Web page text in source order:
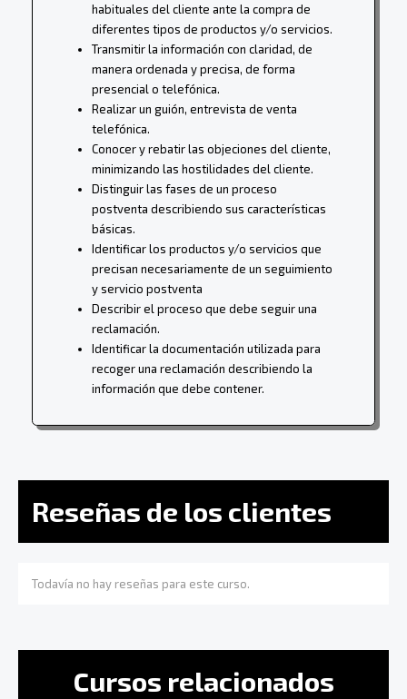
habituales del cliente ante la compra de
diferentes tipos de productos y/o servicios.
Transmitir la información con claridad, de
manera ordenada y precisa, de forma
presencial o telefónica.
Realizar un guión, entrevista de venta
telefónica.
Conocer y rebatir las objeciones del cliente,
minimizando las hostilidades del cliente.
Distinguir las fases de un proceso
postventa describiendo sus características
básicas.
Identificar los productos y/o servicios que
precisan necesariamente de un seguimiento
y servicio postventa
Describir el proceso que debe seguir una
reclamación.
Identificar la documentación utilizada para
recoger una reclamación describiendo la
información que debe contener.
Reseñas de los clientes
Todavía no hay reseñas para este curso.
Cursos relacionados